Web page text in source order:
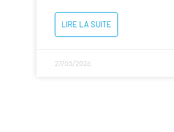
LIRE LA SUITE
27/05/2026